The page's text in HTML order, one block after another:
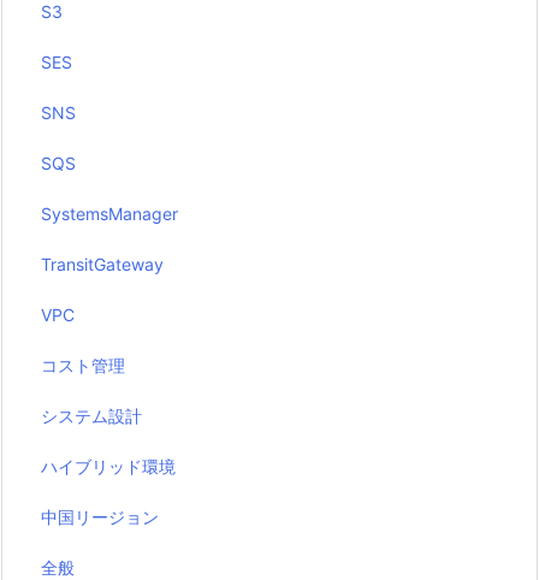
S3
SES
SNS
SQS
SystemsManager
TransitGateway
VPC
コスト管理
システム設計
ハイブリッド環境
中国リージョン
全般